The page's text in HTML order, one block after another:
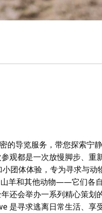
的导览服务，带您探索宁
观都是一次放慢脚步、重
团体体验，专为寻求与动
羊和其他动物——它们各
还会举办一系列精心策划
是寻求逃离日常生活、享